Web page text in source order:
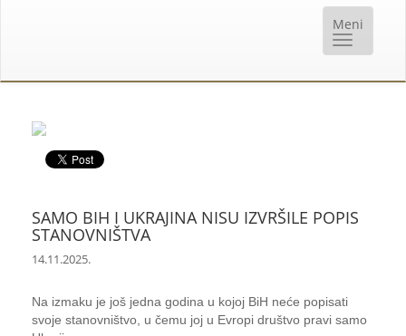
SAMO BIH I UKRAJINA NISU IZVRŠILE POPIS
STANOVNIŠTVA
14.11.2025.
Na izmaku je još jedna godina u kojoj BiH neće popisati
svoje stanovništvo, u čemu joj u Evropi društvo pravi samo